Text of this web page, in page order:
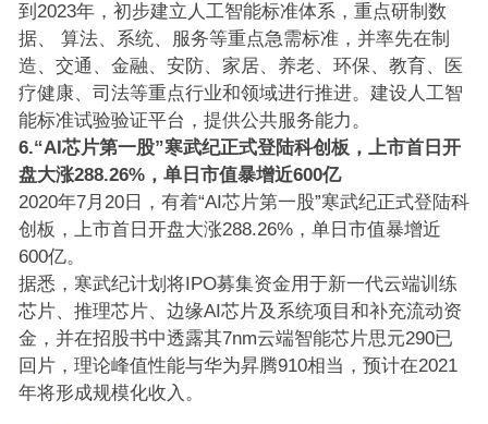
到2023年，初步建立人工智能标准体系，重点研制数
据、 算法、系统、服务等重点急需标准，并率先在制
造、交通、金融、安防、家居、养老、环保、教育、医
疗健康、司法等重点行业和领域进行推进。建设人工智
能标准试验验证平台，提供公共服务能力。
6.“AI芯片第一股”寒武纪正式登陆科创板，上市首日开
盘大涨288.26%，单日市值暴增近600亿
2020年7月20日，有着“AI芯片第一股”寒武纪正式登陆科
创板，上市首日开盘大涨288.26%，单日市值暴增近
600亿。
据悉，寒武纪计划将IPO募集资金用于新一代云端训练
芯片、推理芯片、边缘AI芯片及系统项目和补充流动资
金，并在招股书中透露其7nm云端智能芯片思元290已
回片，理论峰值性能与华为昇腾910相当，预计在2021
年将形成规模化收入。